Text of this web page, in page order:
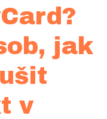
jak
v